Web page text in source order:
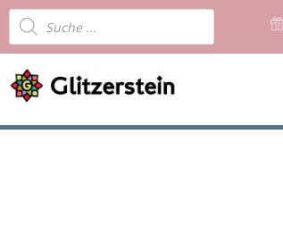
Zum
Inhalt
springen
Products
search